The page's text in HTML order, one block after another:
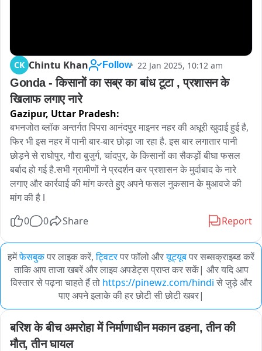
CK Chintu Khan Follow 22 Jan 2025, 10:12 am
Gonda - किसानों का सब्र का बांध टूटा , प्रशासन के
खिलाफ लगाए नारे
Gazipur, Uttar Pradesh:
बभनजोत ब्लॉक अन्तर्गत पिपरा आनंदपुर माइनर नहर की अधूरी खुदाई हुई है,
फिर भी इस नहर में पानी बार-बार छोड़ा जा रहा है. इस बार लगातार पानी
छोड़ने से राघोपुर, गौरा बुजुर्ग, चांदपुर, के किसानों का सैकड़ों बीघा फसल
बर्बाद हो गई है.सभी ग्रामीणों ने प्रदर्शन कर प्रशासन के मुर्दाबाद के नारे
लगाए और कार्रवाई की मांग करते हुए अपने फसल नुकसान के मुआवजे की
मांग की है l
0
0 Share Report
हमेंफेसबुकपर लाइक करें, ट्विटरपर फॉलो औरयूट्यूबपर सब्सक्राइब्ड करें
ताकि आप ताजा खबरें और लाइव अपडेट्स प्राप्त कर सकें| और यदि आप
विस्तार से पढ़ना चाहते हैं तो https://pinewz.com/hindi से जुड़े और
पाए अपने इलाके की हर छोटी सी छोटी खबर|
बरिश के बीच अमरोहा में निर्माणाधीन मकान ढहना, तीन की
मौत, तीन घायल